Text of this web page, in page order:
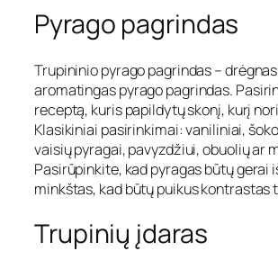
Pyrago pagrindas
Trupininio pyrago pagrindas –
aromatingas pyrago pagrindas.
receptą, kuris papildytų skonį, kurį
Klasikiniai pasirinkimai: vaniliniai,
vaisių pyragai, pavyzdžiui, obuolių ar
Pasirūpinkite, kad pyragas būtų gerai
minkštas, kad būtų puikus kontrastas
Trupinių įdaras